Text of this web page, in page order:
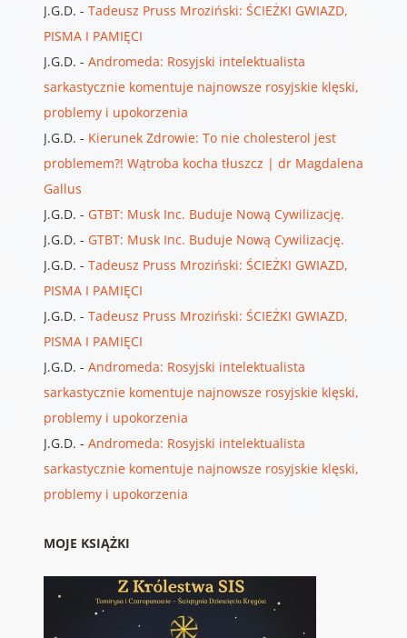
J.G.D. - Tadeusz Pruss Mroziński: ŚCIEŻKI GWIAZD,
PISMA I PAMIĘCI
J.G.D. - Andromeda: Rosyjski intelektualista
sarkastycznie komentuje najnowsze rosyjskie klęski,
problemy i upokorzenia
J.G.D. - Kierunek Zdrowie: To nie cholesterol jest
problemem?! Wątroba kocha tłuszcz | dr Magdalena
Gallus
J.G.D. - GTBT: Musk Inc. Buduje Nową Cywilizację.
J.G.D. - GTBT: Musk Inc. Buduje Nową Cywilizację.
J.G.D. - Tadeusz Pruss Mroziński: ŚCIEŻKI GWIAZD,
PISMA I PAMIĘCI
J.G.D. - Tadeusz Pruss Mroziński: ŚCIEŻKI GWIAZD,
PISMA I PAMIĘCI
J.G.D. - Andromeda: Rosyjski intelektualista
sarkastycznie komentuje najnowsze rosyjskie klęski,
problemy i upokorzenia
J.G.D. - Andromeda: Rosyjski intelektualista
sarkastycznie komentuje najnowsze rosyjskie klęski,
problemy i upokorzenia
MOJE KSIĄŻKI